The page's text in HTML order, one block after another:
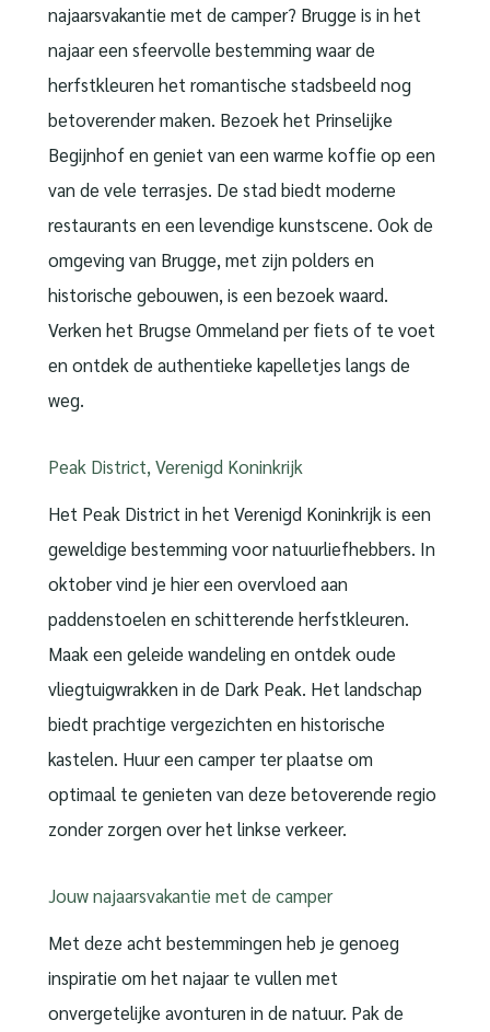
najaarsvakantie met de camper? Brugge is in het
najaar een sfeervolle bestemming waar de
herfstkleuren het romantische stadsbeeld nog
betoverender maken. Bezoek het Prinselijke
Begijnhof en geniet van een warme koffie op een
van de vele terrasjes. De stad biedt moderne
restaurants en een levendige kunstscene. Ook de
omgeving van Brugge, met zijn polders en
historische gebouwen, is een bezoek waard.
Verken het Brugse Ommeland per fiets of te voet
en ontdek de authentieke kapelletjes langs de
weg.
Peak District, Verenigd Koninkrijk
Het Peak District in het Verenigd Koninkrijk is een
geweldige bestemming voor natuurliefhebbers. In
oktober vind je hier een overvloed aan
paddenstoelen en schitterende herfstkleuren.
Maak een geleide wandeling en ontdek oude
vliegtuigwrakken in de Dark Peak. Het landschap
biedt prachtige vergezichten en historische
kastelen. Huur een camper ter plaatse om
optimaal te genieten van deze betoverende regio
zonder zorgen over het linkse verkeer.
Jouw najaarsvakantie met de camper
Met deze acht bestemmingen heb je genoeg
inspiratie om het najaar te vullen met
onvergetelijke avonturen in de natuur. Pak de